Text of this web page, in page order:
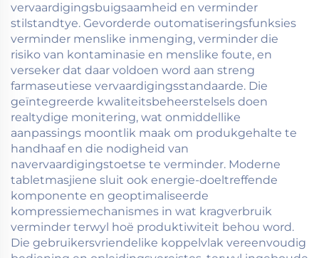
vervaardigingsbuigsaamheid en verminder
stilstandtye. Gevorderde outomatiseringsfunksies
verminder menslike inmenging, verminder die
risiko van kontaminasie en menslike foute, en
verseker dat daar voldoen word aan streng
farmaseutiese vervaardigingsstandaarde. Die
geïntegreerde kwaliteitsbeheerstelsels doen
realtydige monitering, wat onmiddellike
aanpassings moontlik maak om produkgehalte te
handhaaf en die nodigheid van
navervaardigingstoetse te verminder. Moderne
tabletmasjiene sluit ook energie-doeltreffende
komponente en geoptimaliseerde
kompressiemechanismes in wat kragverbruik
verminder terwyl hoë produktiwiteit behou word.
Die gebruikersvriendelike koppelvlak vereenvoudig